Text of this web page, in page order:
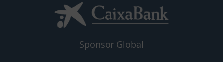
Sponsor Global